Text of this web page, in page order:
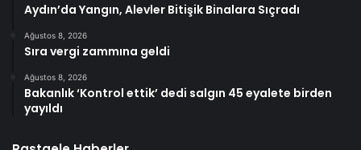
Aydın’da Yangın, Alevler Bitişik Binalara Sıçradı
Ağustos 8, 2026
Sıra vergi zammına geldi
Ağustos 8, 2026
Bakanlık ‘Kontrol ettik’ dedi salgın 45 eyalete birden
yayıldı